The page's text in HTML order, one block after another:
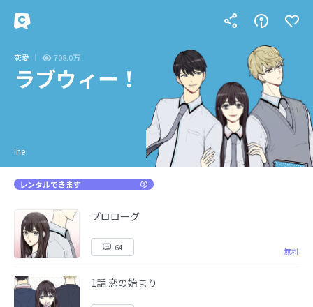
恋愛 708.0万
ラブウィー！
ine
レンタルできます
プロローグ
64 無料
1話 恋の始まり